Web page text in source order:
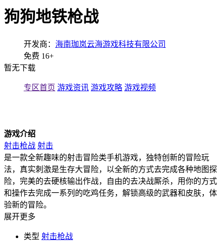
狗狗地铁枪战
开发商： 海南珈岚云海游戏科技有限公司
免费 16+
暂无下载
专区首页 游戏资讯 游戏攻略 游戏视频
游戏介绍
射击枪战 射击
是一款全新趣味的射击冒险类手机游戏，独特创新的冒险玩
法，真实刺激是生存大冒险，以全新的方式去完成各种地图探
险，完美的去硬核输出作战，自由的去决战厮杀，用你的方式
和操作去完成一系列的吃鸡任务，解锁高级的武器和皮肤，体
验新的冒险。
展开更多
类型 射击枪战